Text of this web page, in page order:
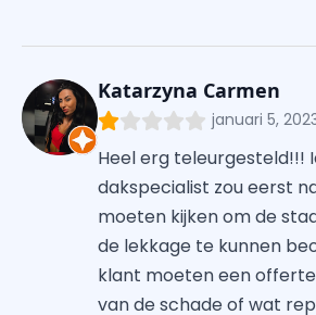
Katarzyna Carmen
januari 5,
Heel erg teleurgesteld!!!
dakspecialist zou eerst
moeten kijken om de
de lekkage te kunnen
klant moeten een
van de schade of wat